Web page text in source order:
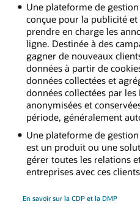
Une plateforme de
conçue pour la publicité
prendre en charge les
ligne. Destinée à des
gagner de nouveaux
données à partir de
données collectées et
données collectées par
anonymisées et
période, généralement
Une plateforme de
est un produit ou une
gérer toutes les relations
entreprises avec ces
En savoir sur la CDP et la DMP